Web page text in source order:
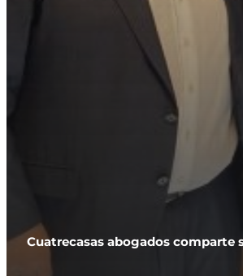
Cuatrecasas abogados comparte